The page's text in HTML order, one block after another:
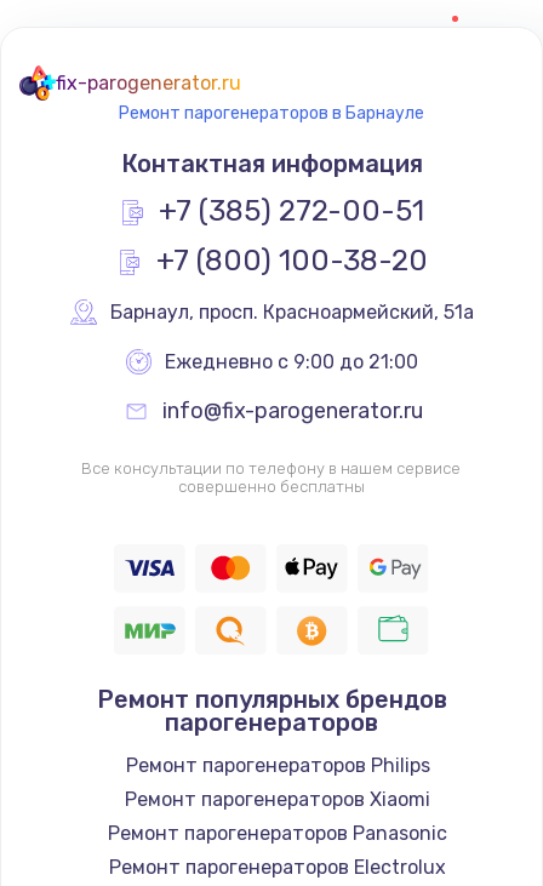
fix-parogenerator.ru
Ремонт парогенераторов в Барнауле
Контактная информация
+7 (385) 272-00-51
+7 (800) 100-38-20
Барнаул, просп. Красноармейский, 51а
Ежедневно с 9:00 до 21:00
info@fix-parogenerator.ru
Все консультации по телефону в нашем сервисе
совершенно бесплатны
Ремонт популярных брендов
парогенераторов
Ремонт парогенераторов Philips
Ремонт парогенераторов Xiaomi
Ремонт парогенераторов Panasonic
Ремонт парогенераторов Electrolux